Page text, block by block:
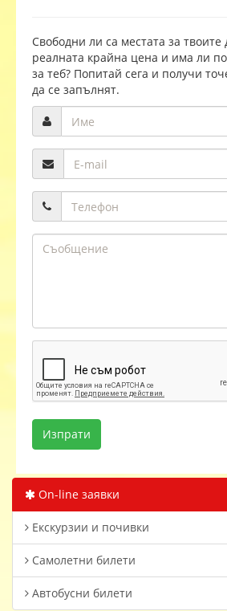
Свободни ли са местата за твоите
реалната крайна цена и има ли
за теб? Попитай сега и получи
да се запълнят.
On-line заявки
Екскурзии и почивки
Самолетни билети
Автобусни билети